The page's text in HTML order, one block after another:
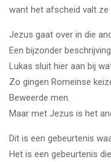
want het afscheid valt ze
Jezus gaat over in die
Een bijzonder
Lukas sluit hier aan bij
Zo gingen Romeinse
Beweerde men.
Maar met Jezus is het
Dit is een gebeurtenis
Het is een gebeurtenis